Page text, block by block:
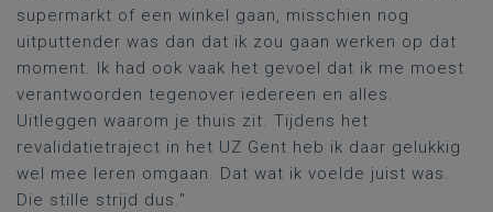
supermarkt of een winkel gaan, misschien nog
uitputtender was dan dat ik zou gaan werken op dat
moment. Ik had ook vaak het gevoel dat ik me moest
verantwoorden tegenover iedereen en alles.
Uitleggen waarom je thuis zit. Tijdens het
revalidatietraject in het UZ Gent heb ik daar gelukkig
wel mee leren omgaan. Dat wat ik voelde juist was.
Die stille strijd dus."